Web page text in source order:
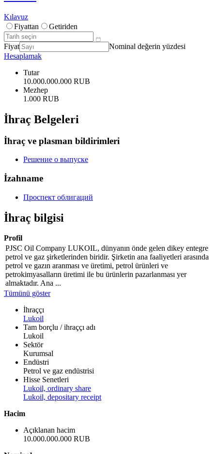
Kılavuz
Fiyattan
Getiriden
Fiyat
Nominal değerin yüzdesi
Hesaplamak
Tutar
10.000.000.000 RUB
Mezhep
1.000 RUB
İhraç Belgeleri
İhraç ve plasman bildirimleri
Решение о выпуске
İzahname
Проспект облигаций
İhraç bilgisi
Profil
PJSC Oil Company LUKOIL, dünyanın önde gelen dikey entegre
petrol ve gaz şirketlerinden biridir. Şirketin ana faaliyetleri arasında
petrol ve gazın aranması ve üretimi, petrol ürünleri ve
petrokimyasalların üretimi ile bu ürünlerin pazarlanması yer
almaktadır. Ana ...
Tümünü göster
İhraççı
Lukoil
Tam borçlu / ihraççı adı
Lukoil
Sektör
Kurumsal
Endüstri
Petrol ve gaz endüstrisi
Hisse Senetleri
Lukoil, ordinary share
Lukoil, depositary receipt
Hacim
Açıklanan hacim
10.000.000.000 RUB